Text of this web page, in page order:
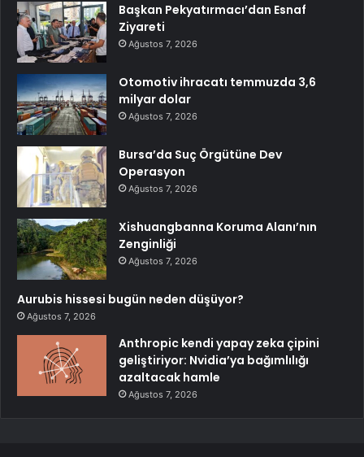
Başkan Pekyatırmacı’dan Esnaf
Ziyareti
Ağustos 7, 2026
Otomotiv ihracatı temmuzda 3,6
milyar dolar
Ağustos 7, 2026
Bursa’da Suç Örgütüne Dev
Operasyon
Ağustos 7, 2026
Xishuangbanna Koruma Alanı’nın
Zenginliği
Ağustos 7, 2026
Aurubis hissesi bugün neden düşüyor?
Ağustos 7, 2026
Anthropic kendi yapay zeka çipini
geliştiriyor: Nvidia’ya bağımlılığı
azaltacak hamle
Ağustos 7, 2026